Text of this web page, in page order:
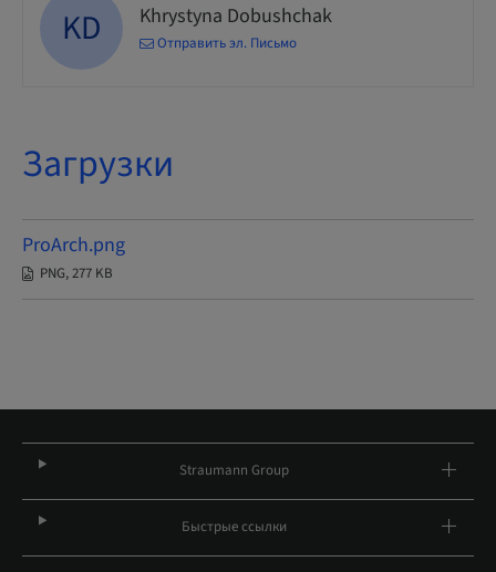
KD Khrystyna Dobushchak
Отправить эл. Письмо
Загрузки
ProArch.png
PNG, 277 KB
Straumann Group
Быстрые ссылки